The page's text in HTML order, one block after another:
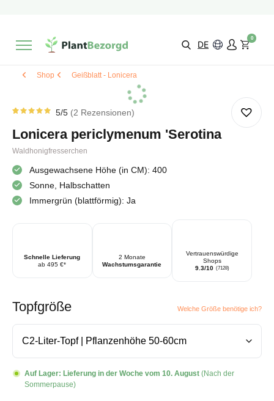
Wähle selbst
DE
0
Shop Geißblatt - Lonicera
5 von
Kundenstimmen
5/5 2 Rezensionen
Lonicera periclymenum 'Serotina
Waldhonigfresserchen
Ausgewachsene Höhe (in CM): 400
Sonne, Halbschatten
Immergrün (blattförmig): Ja
Schnelle Lieferung
ab 495 €*
2 Monate
Wachstumsgarantie
Vertrauenswürdige
Shops
9.3/10 (7128)
Topfgröße Welche Größe benötige ich?
Auf Lager: Lieferung in der Woche vom 10. August (Nach der
Sommerpause)